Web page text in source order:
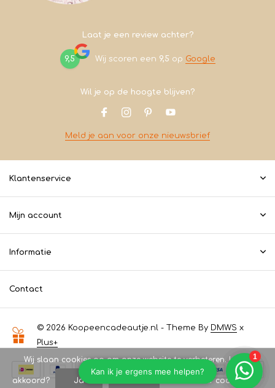
Laat je een review achter?
9,5 Wij scoren een 9,5 op Google
Wil je op de hoogte blijven?
Meld je aan voor onze nieuwsbrief
Klantenservice
Mijn account
Informatie
Contact
© 2026 Koopeencadeautje.nl - Theme By DMWS x
Plus+
Wij slaan cookies op om onze website te verbeteren. Is dat
akkoord? Ja Meer over cookies »